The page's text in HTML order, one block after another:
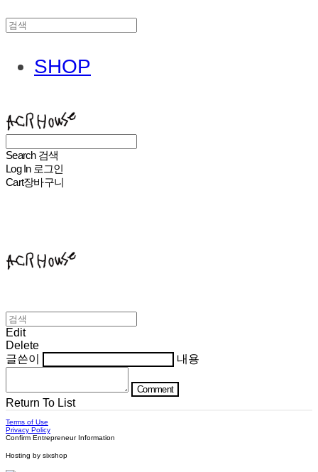
SHOP
Search 검색
Log In 로그인
Cart장바구니
Edit
Delete
글쓴이
내용
Comment
Return To List
Terms of Use
Privacy Policy
Confirm Entrepreneur Information
Hosting by sixshop